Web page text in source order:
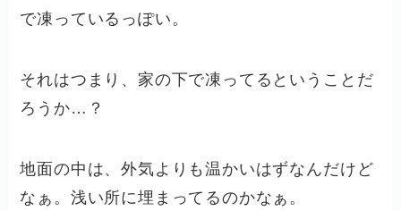
で凍っているっぽい。
それはつまり、家の下で凍ってるということだ
ろうか…？
地面の中は、外気よりも温かいはずなんだけど
なぁ。浅い所に埋まってるのかなぁ。